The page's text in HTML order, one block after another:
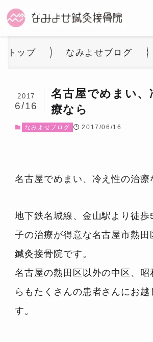
トップ なみよせブログ
名古屋でめまい、
療なら
2017
6/16
なみよせブログ 2017/06/16
名古屋でめまい、冷え性の治療
地下鉄名城線、金山駅より徒歩
子の治療が得意な名古屋市熱田
鍼灸接骨院です。
名古屋の熱田区以外の中区、昭
らもたくさんの患者さんにお越
す。